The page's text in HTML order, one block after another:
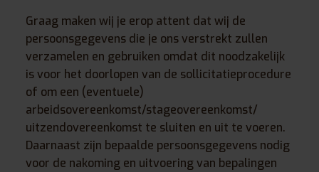
Graag maken wij je erop attent dat wij de
persoonsgegevens die je ons verstrekt zullen
verzamelen en gebruiken omdat dit noodzakelijk
is voor het doorlopen van de sollicitatieprocedure
of om een (eventuele)
arbeidsovereenkomst/stageovereenkomst/
uitzendovereenkomst te sluiten en uit te voeren.
Daarnaast zijn bepaalde persoonsgegevens nodig
voor de nakoming en uitvoering van bepalingen